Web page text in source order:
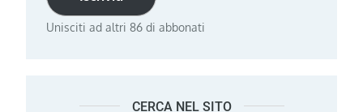
Unisciti ad altri 86 di abbonati
CERCA NEL SITO